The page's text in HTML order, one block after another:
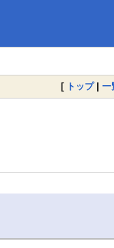
[ トップ| 一